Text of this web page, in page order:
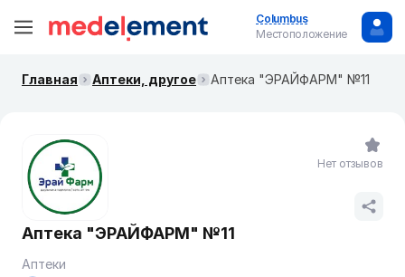
Columbus
Местоположение
Главная Аптеки, другое Аптека "ЭРАЙФАРМ" №11
Аптека "ЭРАЙФАРМ" №11
Аптеки
Нет отзывов